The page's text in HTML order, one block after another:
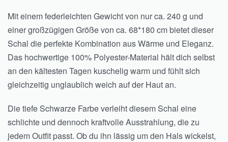
Mit einem federleichten Gewicht von nur ca. 240 g und
einer großzügigen Größe von ca. 68*180 cm bietet dieser
Schal die perfekte Kombination aus Wärme und Eleganz.
Das hochwertige 100% Polyester-Material hält dich selbst
an den kältesten Tagen kuschelig warm und fühlt sich
gleichzeitig unglaublich weich auf der Haut an.
Die tiefe Schwarze Farbe verleiht diesem Schal eine
schlichte und dennoch kraftvolle Ausstrahlung, die zu
jedem Outfit passt. Ob du ihn lässig um den Hals wickelst,